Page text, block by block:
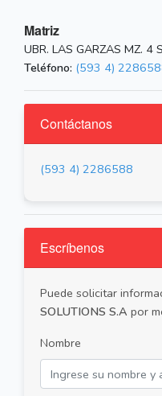
Matriz
UBR. LAS GARZAS MZ. 4
Teléfono: (593 4)
Contáctanos
(593 4) 2286588
Escríbenos
Puede solicitar
SOLUTIONS S.A por
Nombre